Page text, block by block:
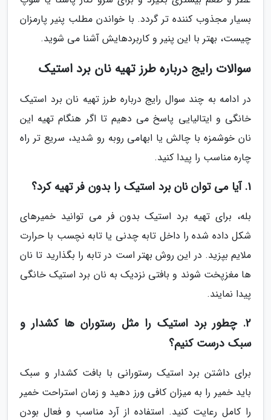
بسیار مجذوب کننده تر گردد. با خواندن مطلب پنیر پارمزان
چیست، بهتر با این پنیر و کاربردهایش آشنا می شوید.
سوالات رایج درباره طرز تهیه نان برد استیک
در ادامه به چند سوال رایج درباره طرز تهیه نان برد استیک
خانگی و ایتالیایی پاسخ می دهیم تا اگر هنگام تهیه این
نان خوشمزه با چالش یا ابهامی روبه رو شدید، سریع تر راه
چاره مناسب را پیدا کنید.
1. آیا می توان نان برد استیک را بدون فر تهیه کرد؟
بله، برای تهیه برد استیک بدون فر می توانید خمیرهای
شکل داده شده را داخل تابه چدنی یا تابه نچسب با حرارت
ملایم بپزید. در این روش بهتر است در تابه را بگذارید تا نان
ها مغزپخت شوند و بافتی نزدیک به نان برد استیک خانگی
پیدا نمایند.
2. چطور برد استیک را مثل رستوران ها کشدار و
سبک درست کنیم؟
برای داشتن برد استیک رستورانی با بافت کشدار و سبک
باید خمیر را به میزان کافی ورز دهید و زمان استراحت خمیر
را کامل رعایت کنید. استفاده از آرد مناسب و فعال بودن